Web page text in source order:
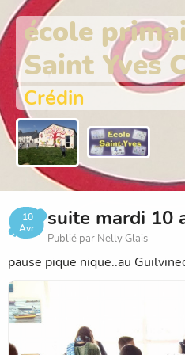
école
Saint Yves
Crédin
10
Avr.
suite mardi 10
Publié par Nelly Glais
pause pique nique..au